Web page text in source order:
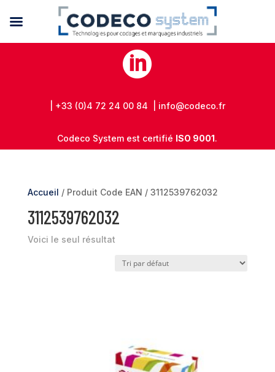

| +33 (0)4 72 24 00 84 | info@codeco.fr
Codeco System est certifié ISO 9001.
Accueil / Produit Code EAN / 3112539762032
3112539762032
Voici le seul résultat